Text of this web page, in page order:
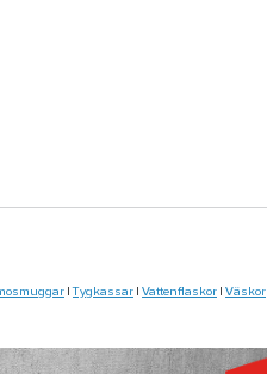
Tygkassar Vattenflaskor Väskor